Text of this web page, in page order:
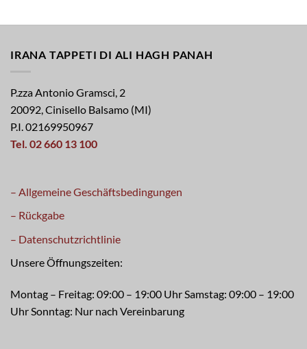
IRANA TAPPETI DI ALI HAGH PANAH
P.zza Antonio Gramsci, 2
20092, Cinisello Balsamo (MI)
P.I. 02169950967
Tel. 02 660 13 100
– Allgemeine Geschäftsbedingungen
– Rückgabe
– Datenschutzrichtlinie
Unsere Öffnungszeiten:
Montag – Freitag: 09:00 – 19:00 Uhr Samstag: 09:00 – 19:00
Uhr Sonntag: Nur nach Vereinbarung